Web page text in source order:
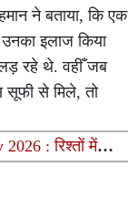
ने बताया, कि एक
इलाज किया
रहे थे. वहीँ जब
सूफी से मिले, तो
: रिश्तों में
फल